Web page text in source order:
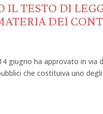
IL TESTO DI
DEI
giugno ha approvato in
che costituiva uno